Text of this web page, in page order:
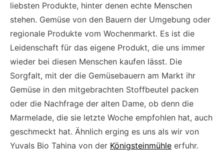
liebsten Produkte, hinter denen echte Menschen
stehen. Gemüse von den Bauern der Umgebung oder
regionale Produkte vom Wochenmarkt. Es ist die
Leidenschaft für das eigene Produkt, die uns immer
wieder bei diesen Menschen kaufen lässt. Die
Sorgfalt, mit der die Gemüsebauern am Markt ihr
Gemüse in den mitgebrachten Stoffbeutel packen
oder die Nachfrage der alten Dame, ob denn die
Marmelade, die sie letzte Woche empfohlen hat, auch
geschmeckt hat. Ähnlich erging es uns als wir von
Yuvals Bio Tahina von der Königsteinmühle erfuhr.